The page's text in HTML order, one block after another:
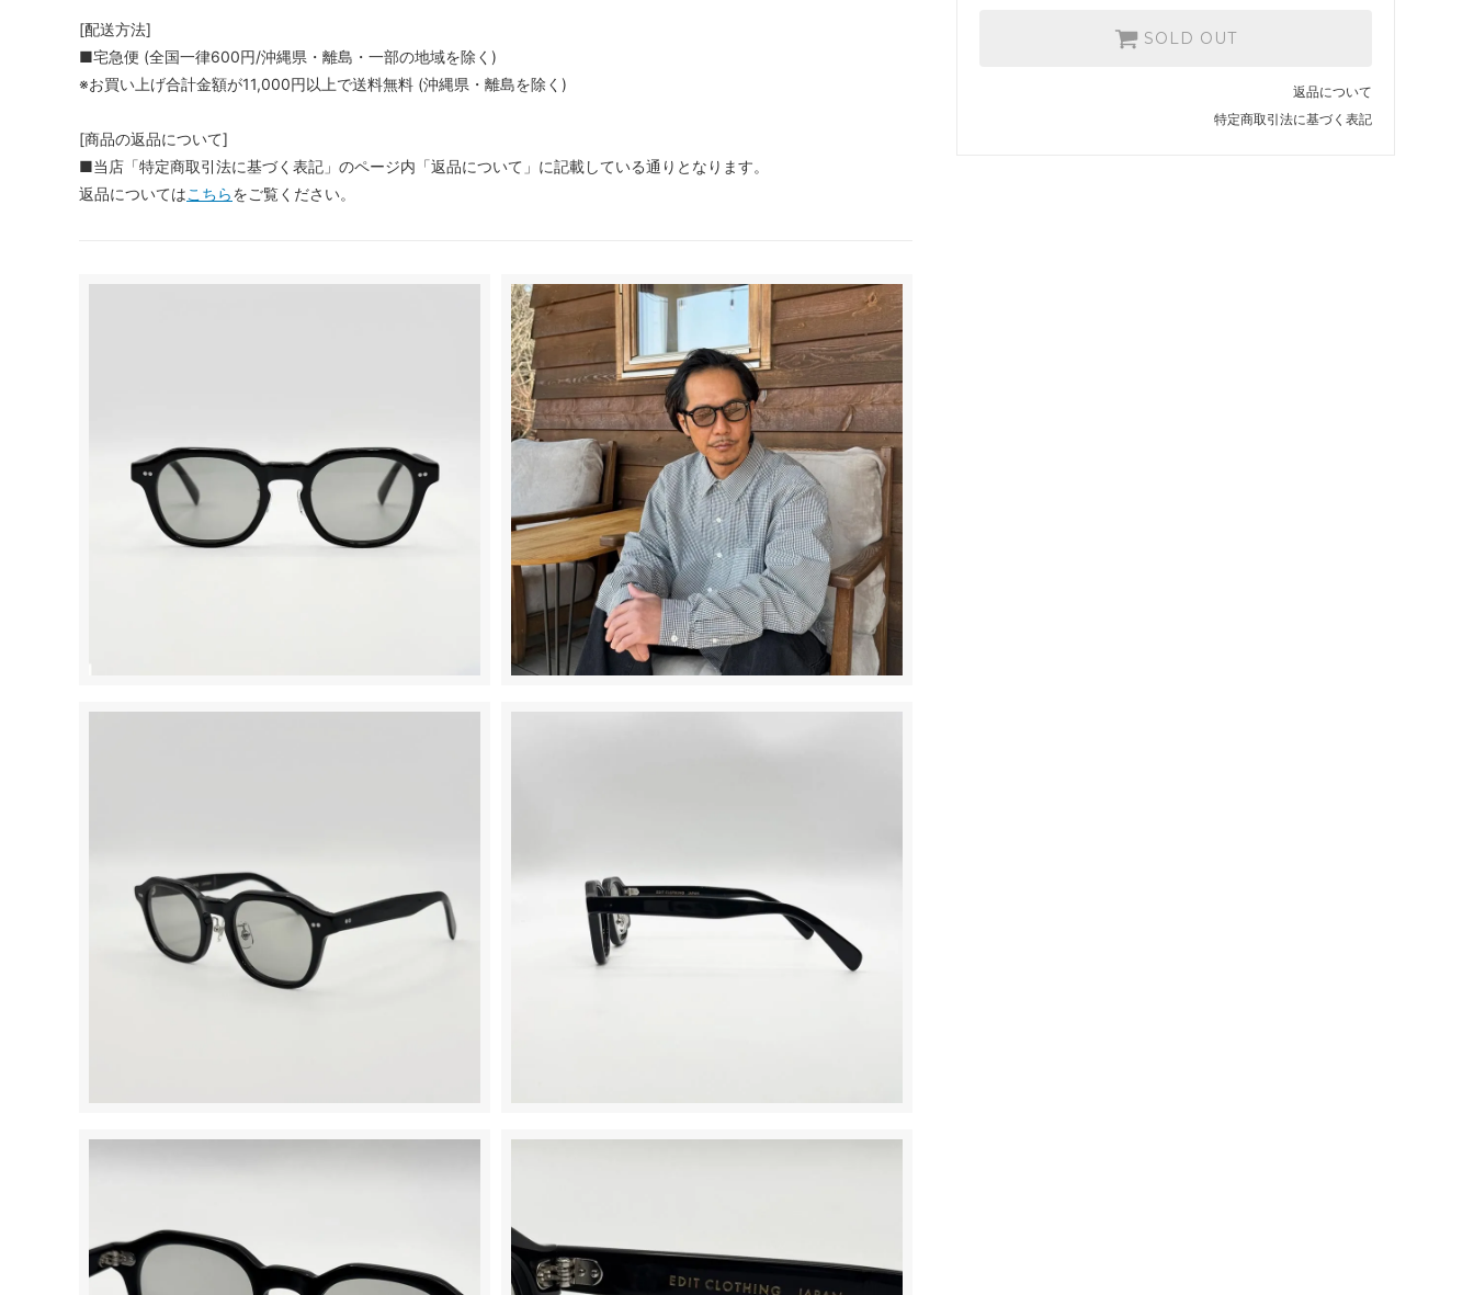
SOLD OUT
返品について
特定商取引法に基づく表記
[配送方法]
■宅急便 (全国一律600円/沖縄県・離島・一部の地域を除く)
※お買い上げ合計金額が11,000円以上で送料無料 (沖縄県・離島を除く)
[商品の返品について]
■当店「特定商取引法に基づく表記」のページ内「返品について」に記載している通りとなります。
返品についてはこちらをご覧ください。